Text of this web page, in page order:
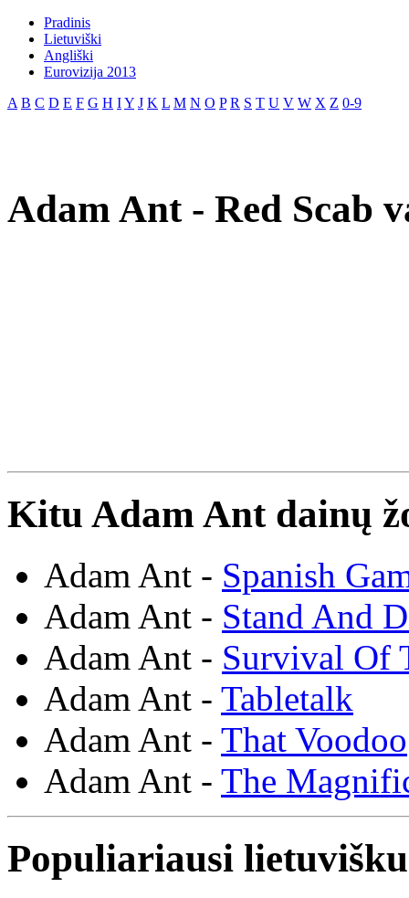
Pradinis
Lietuviški
Angliški
Eurovizija 2013
A B C D E F G H IY J K L M N O P R S T U V W X Z 0-9
Adam Ant - Red Scab
Kitu Adam Ant dainų
Adam Ant - Spanish
Adam Ant - Stand And
Adam Ant - Survival Of
Adam Ant - Tabletalk
Adam Ant - That Voodoo
Adam Ant - The
Populiariausi